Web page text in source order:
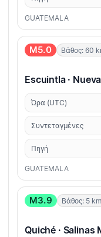
GUATEMALA
M5.0 Βάθος: 60
Escuintla ·
Ώρα (UTC)
Συντεταγμένες
Πηγή
GUATEMALA
M3.9 Βάθος: 5 km
Quiché · Salinas